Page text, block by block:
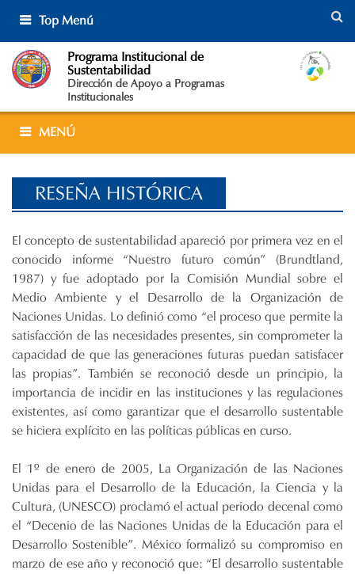
content
Top Menú
Programa Institucional de
Sustentabilidad
Dirección de Apoyo a Programas
Institucionales
MENÚ
RESEÑA HISTÓRICA
El concepto de sustentabilidad apareció por primera vez en el
conocido informe “Nuestro futuro común” (Brundtland,
1987) y fue adoptado por la Comisión Mundial sobre el
Medio Ambiente y el Desarrollo de la Organización de
Naciones Unidas. Lo definió como “el proceso que permite la
satisfacción de las necesidades presentes, sin comprometer la
capacidad de que las generaciones futuras puedan satisfacer
las propias”. También se reconoció desde un principio, la
importancia de incidir en las instituciones y las regulaciones
existentes, así como garantizar que el desarrollo sustentable
se hiciera explícito en las políticas públicas en curso.
El 1º de enero de 2005, La Organización de las Naciones
Unidas para el Desarrollo de la Educación, la Ciencia y la
Cultura, (UNESCO) proclamó el actual periodo decenal como
el “Decenio de las Naciones Unidas de la Educación para el
Desarrollo Sostenible”. México formalizó su compromiso en
marzo de ese año y reconoció que: “El desarrollo sustentable